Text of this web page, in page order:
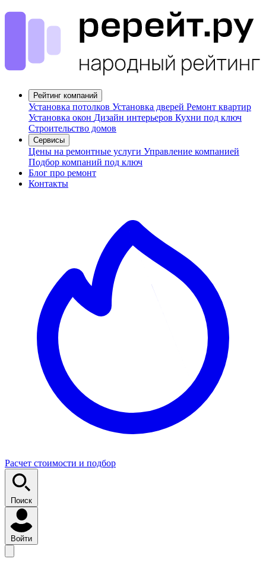
Рейтинг компаний
Установка потолков Установка дверей Ремонт квартир
Установка окон Дизайн интерьеров Кухни под ключ
Строительство домов
Сервисы
Цены на ремонтные услуги Управление компанией
Подбор компаний под ключ
Блог про ремонт
Контакты
Расчет стоимости и подбор
Поиск
Войти